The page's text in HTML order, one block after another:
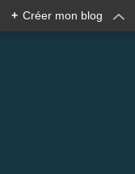
+ Créer mon blog